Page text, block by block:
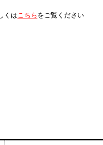
くはこちら をご覧ください